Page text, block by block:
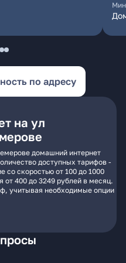
по адресу
на ул
домашний интернет
доступных тарифов -
со скоростью от 100 до 1000
400 до 3249 рублей в месяц.
учитывая необходимые опции